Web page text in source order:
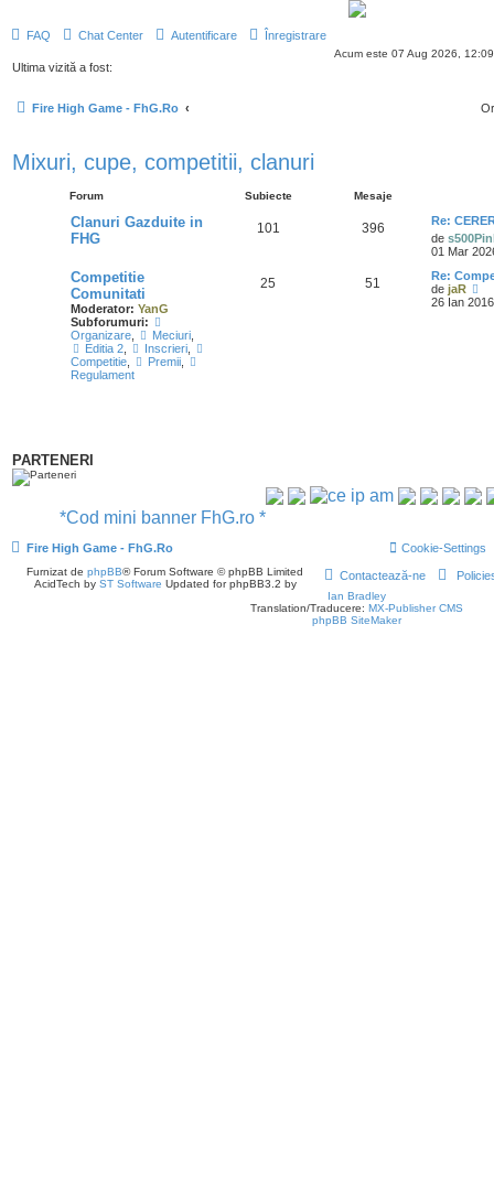
FAQ Chat Center Autentificare Înregistrare
Acum este 07 Aug 2026, 12:09
Ultima vizită a fost:
Fire High Game - FhG.Ro
Mixuri, cupe, competitii, clanuri
Forum Subiecte Mesaje
Clanuri Gazduite in
FHG
101 396
Re:
de
01 Mar
Competitie
Comunitati
Moderator: YanG
Subforumuri:
Organizare
Meciuri,
Editia 2, Inscrieri,
Competitie
Premii,
Regulament
25 51
Re:
de jaR
e
26 Ian
PARTENERI
*Cod mini banner FhG.ro *
Fire High Game - FhG.Ro Cookie-Settings
Contactează-ne
Furnizat de phpBB® Forum Software © phpBB Limited
AcidTech by ST Software Updated for phpBB3.2 by
Ian Bradley
Translation/Traducere: MX-Publisher CMS
phpBB SiteMaker